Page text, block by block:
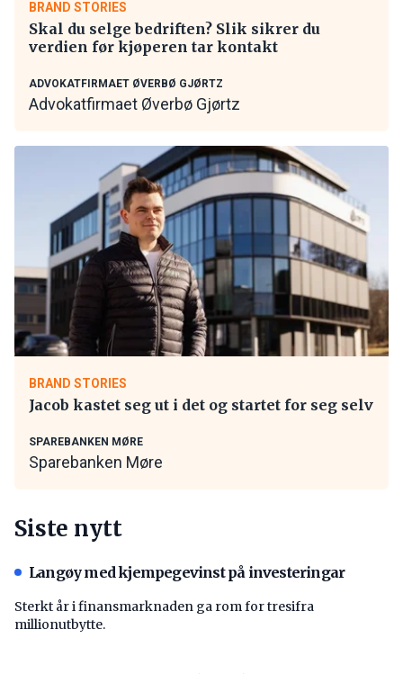
BRAND STORIES
Skal du selge bedriften? Slik sikrer du
verdien før kjøperen tar kontakt
ADVOKATFIRMAET ØVERBØ GJØRTZ
Advokatfirmaet Øverbø Gjørtz
BRAND STORIES
Jacob kastet seg ut i det og startet for seg selv
SPAREBANKEN MØRE
Sparebanken Møre
Siste nytt
Langøy med kjempegevinst på investeringar
Sterkt år i finansmarknaden ga rom for tresifra
millionutbytte.